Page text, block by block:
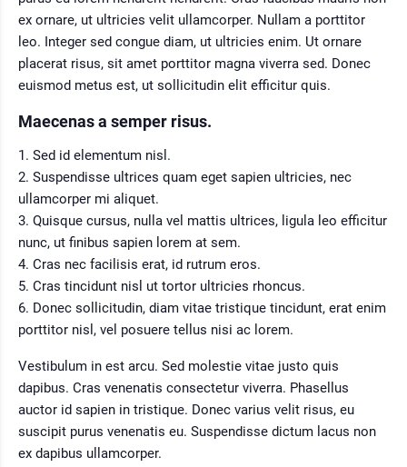
ex ornare, ut ultricies velit ullamcorper. Nullam a porttitor
leo. Integer sed congue diam, ut ultricies enim. Ut ornare
placerat risus, sit amet porttitor magna viverra sed. Donec
euismod metus est, ut sollicitudin elit efficitur quis.
Maecenas a semper risus.
Sed id elementum nisl.
Suspendisse ultrices quam eget sapien ultricies, nec
ullamcorper mi aliquet.
Quisque cursus, nulla vel mattis ultrices, ligula leo efficitur
nunc, ut finibus sapien lorem at sem.
Cras nec facilisis erat, id rutrum eros.
Cras tincidunt nisl ut tortor ultricies rhoncus.
Donec sollicitudin, diam vitae tristique tincidunt, erat enim
porttitor nisl, vel posuere tellus nisi ac lorem.
Vestibulum in est arcu. Sed molestie vitae justo quis
dapibus. Cras venenatis consectetur viverra. Phasellus
auctor id sapien in tristique. Donec varius velit risus, eu
suscipit purus venenatis eu. Suspendisse dictum lacus non
ex dapibus ullamcorper.